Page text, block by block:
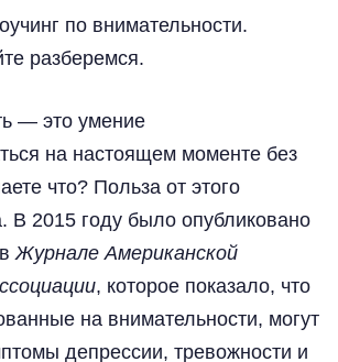
по внимательности.
разберемся.
— это умение
на настоящем моменте без
что? Польза от этого
В 2015 году было опубликовано
Журнале Американской
, которое показало, что
на внимательности, могут
депрессии, тревожности и